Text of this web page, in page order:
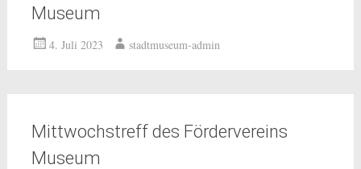
Museum
4. Juli 2023 stadtmuseum-admin
Mittwochstreff des Fördervereins
Museum